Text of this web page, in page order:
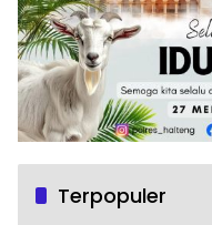
Terpopuler